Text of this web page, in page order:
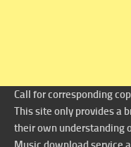
Call for corresponding
This site only provides a
their own understanding